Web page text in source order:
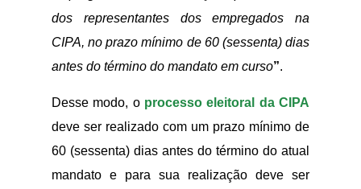
dos representantes dos empregados na
CIPA, no prazo mínimo de 60 (sessenta) dias
antes do término do mandato em curso”.
Desse modo, o processo eleitoral da CIPA
deve ser realizado com um prazo mínimo de
60 (sessenta) dias antes do término do atual
mandato e para sua realização deve ser